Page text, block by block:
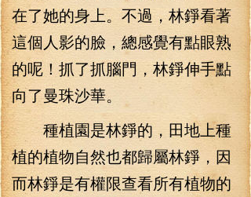
在了她的身上。不過，林錚看著
這個人影的臉，總感覺有點眼熟
的呢！抓了抓腦門，林錚伸手點
向了曼珠沙華。
種植園是林錚的，田地上種
植的植物自然也都歸屬林錚，因
而林錚是有權限查看所有植物的